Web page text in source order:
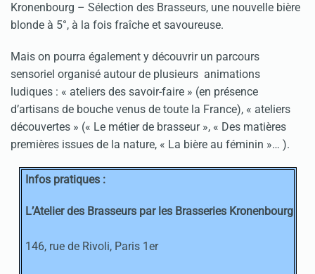
Kronenbourg – Sélection des Brasseurs, une nouvelle bière
blonde à 5°, à la fois fraîche et savoureuse.
Mais on pourra également y découvrir un parcours
sensoriel organisé autour de plusieurs animations
ludiques : « ateliers des savoir-faire » (en présence
d’artisans de bouche venus de toute la France), « ateliers
découvertes » (« Le métier de brasseur », « Des matières
premières issues de la nature, « La bière au féminin »… ).
Infos pratiques :
L’Atelier des Brasseurs par les Brasseries Kronenbourg
146, rue de Rivoli, Paris 1er